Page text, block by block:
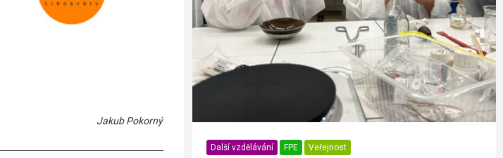
Jakub Pokorný
Další vzdělávání FPE Veřejnost